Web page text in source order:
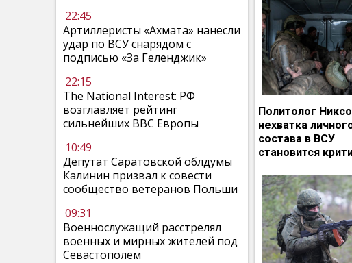
22:45
Артиллеристы «Ахмата» нанесли
удар по ВСУ снарядом с
подписью «За Геленджик»
22:15
The National Interest: РФ
возглавляет рейтинг
сильнейших ВВС Европы
10:49
Депутат Саратовской облдумы
Калинин призвал к совести
сообщество ветеранов Польши
09:31
Военнослужащий расстрелял
военных и мирных жителей под
Севастополем
Политолог
нехватка
состава в ВСУ
становится